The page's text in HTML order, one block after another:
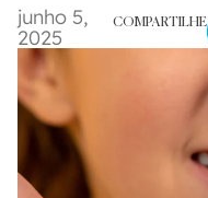
junho 5,
2025
COMPARTILHE